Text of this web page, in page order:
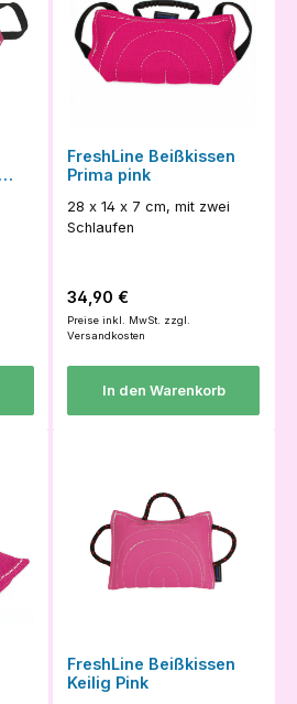
FreshLine Beißkissen
Prima pink
28 x 14 x 7 cm, mit zwei
Schlaufen
Regulärer Preis:
34,90 €
Preise inkl. MwSt. zzgl.
Versandkosten
In den Warenkorb
FreshLine Beißkissen
Keilig Pink